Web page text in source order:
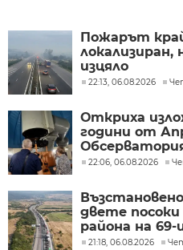
Пожарът
изцяло
22:13, 06.08.2026
Откриха
години от
22:06, 06.08.2026
двете
района на
21:18, 06.08.2026